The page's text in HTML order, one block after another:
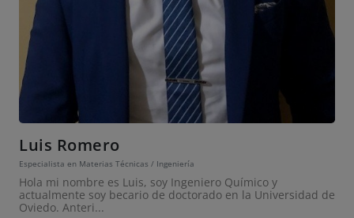
Luis Romero
Especialista en Materias Técnicas / Ingeniería
Hola mi nombre es Luis, soy Ingeniero Químico y
actualmente soy becario de doctorado en la Universidad de
Oviedo. Anteri...